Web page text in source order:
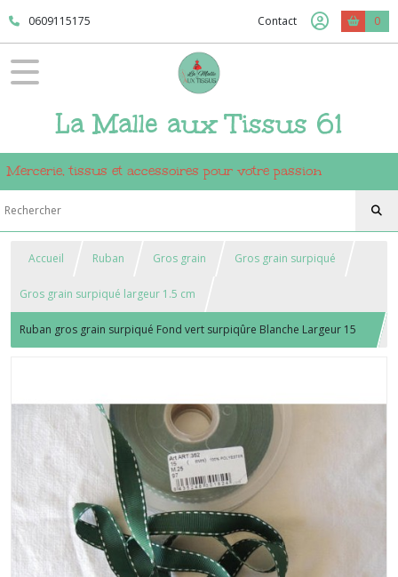
0609115175 Contact 0
La Malle aux Tissus 61
Mercerie, tissus et accessoires pour votre passion
Accueil Ruban Gros grain Gros grain surpiqué
Gros grain surpiqué largeur 1.5 cm
Ruban gros grain surpiqué Fond vert surpiqûre Blanche Largeur 15